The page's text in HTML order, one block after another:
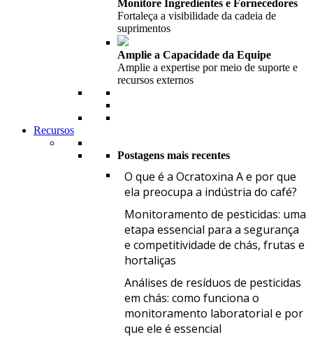
Monitore Ingredientes e Fornecedores
Fortaleça a visibilidade da cadeia de
suprimentos
Amplie a Capacidade da Equipe
Amplie a expertise por meio de suporte e
recursos externos
Recursos
Postagens mais recentes
O que é a Ocratoxina A e por que
ela preocupa a indústria do café?
Monitoramento de pesticidas: uma
etapa essencial para a segurança
e competitividade de chás, frutas e
hortaliças
Análises de resíduos de pesticidas
em chás: como funciona o
monitoramento laboratorial e por
que ele é essencial